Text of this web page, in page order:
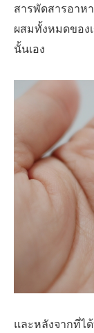
สารพัดสารอาห
ผสมทั้งหมดของ
นั้นเอง
และหลังจากที่ไ